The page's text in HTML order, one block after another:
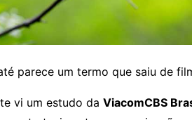
parece um termo que saiu de
vi um estudo da ViacomCBS